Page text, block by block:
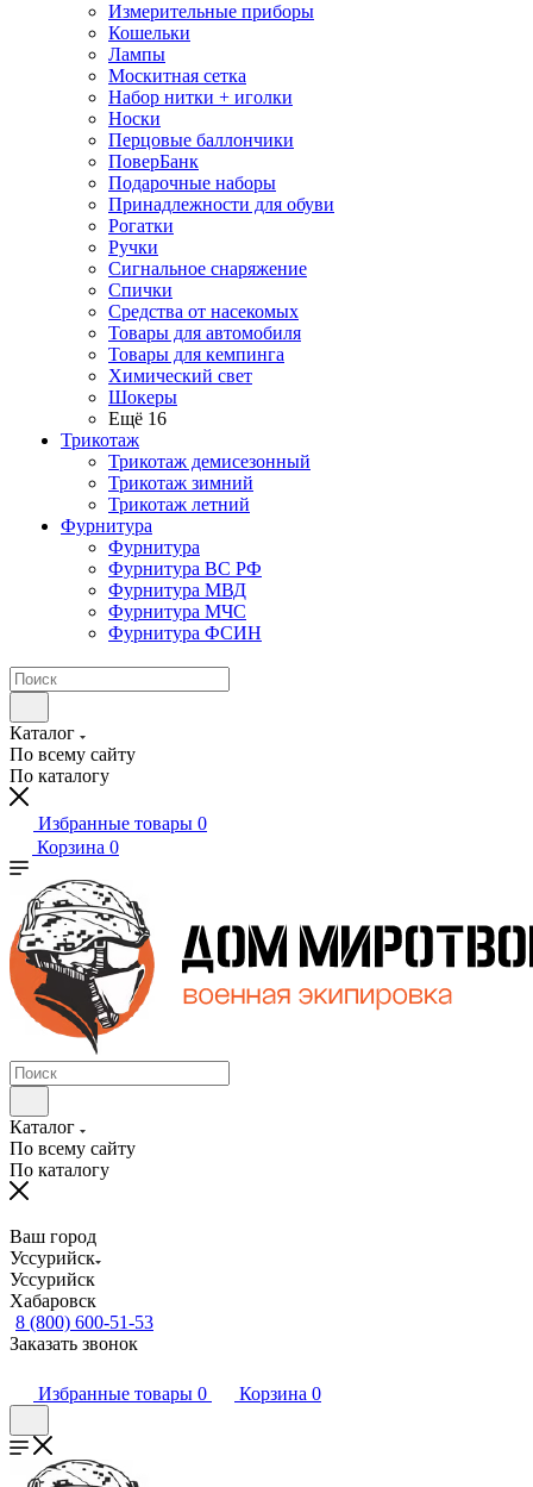
Измерительные приборы
Кошельки
Лампы
Москитная сетка
Набор нитки + иголки
Носки
Перцовые баллончики
ПоверБанк
Подарочные наборы
Принадлежности для обуви
Рогатки
Ручки
Сигнальное снаряжение
Спички
Средства от насекомых
Товары для автомобиля
Товары для кемпинга
Химический свет
Шокеры
Ещё 16
Трикотаж
Трикотаж демисезонный
Трикотаж зимний
Трикотаж летний
Фурнитура
Фурнитура
Фурнитура ВС РФ
Фурнитура МВД
Фурнитура МЧС
Фурнитура ФСИН
Каталог
По всему сайту
По каталогу
Избранные товары 0
Корзина 0
Каталог
По всему сайту
По каталогу
Ваш город
Уссурийск
Уссурийск
Хабаровск
8 (800) 600-51-53
Заказать звонок
Избранные товары 0 Корзина 0